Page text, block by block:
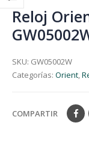
Reloj
SKU: GW05002W
Categorías: Orient,
COMPARTIR